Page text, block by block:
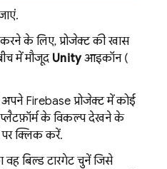
के लिए, प्रोजेक्ट की खास
में मौजूद Unityआइकॉन (
Firebase प्रोजेक्ट में कोई
प्लैटफ़ॉर्म के विकल्प देखने के
क्लिक करें.
वह बिल्ड टारगेट चुनें जिसे